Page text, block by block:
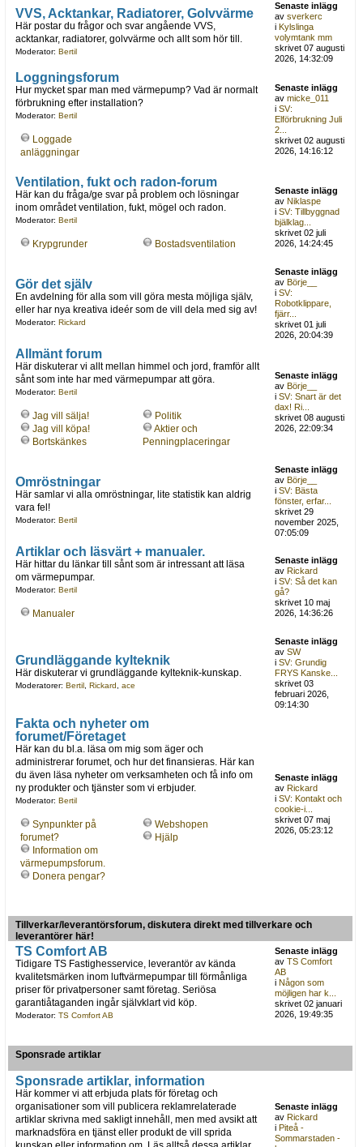
VVS, Acktankar, Radiatorer, Golvvärme
Här postar du frågor och svar angående VVS,
acktankar, radiatorer, golvvärme och allt som hör till.
Moderator: Bertil
Senaste inlägg
avsverkerc
iKylslinga
volymtank mm
skrivet 07 augusti
2026, 14:32:09
Loggningsforum
Hur mycket spar man med värmepump? Vad är normalt
förbrukning efter installation?
Moderator: Bertil
Loggade
anläggningar
Senaste inlägg
avmicke_011
iSV:
Elförbrukning Juli
2...
skrivet 02 augusti
2026, 14:16:12
Ventilation, fukt och radon-forum
Här kan du fråga/ge svar på problem och lösningar
inom området ventilation, fukt, mögel och radon.
Moderator: Bertil
Krypgrunder Bostadsventilation
Senaste inlägg
avNiklaspe
iSV: Tillbyggnad
bjälklag...
skrivet 02 juli
2026, 14:24:45
Gör det själv
En avdelning för alla som vill göra mesta möjliga själv,
eller har nya kreativa ideér som de vill dela med sig av!
Moderator: Rickard
Senaste inlägg
avBörje__
iSV:
Robotklippare,
fjärr...
skrivet 01 juli
2026, 20:04:39
Allmänt forum
Här diskuterar vi allt mellan himmel och jord, framför allt
sånt som inte har med värmepumpar att göra.
Moderator: Bertil
Jag vill sälja!
Jag vill köpa!
Bortskänkes
Politik
Aktier och
Penningplaceringar
Senaste inlägg
avBörje__
iSV: Snart är det
dax! Ri...
skrivet 08 augusti
2026, 22:09:34
Omröstningar
Här samlar vi alla omröstningar, lite statistik kan aldrig
vara fel!
Moderator: Bertil
Senaste inlägg
avBörje__
iSV: Bästa
fönster, erfar...
skrivet 29
november 2025,
07:05:09
Artiklar och läsvärt + manualer.
Här hittar du länkar till sånt som är intressant att läsa
om värmepumpar.
Moderator: Bertil
Manualer
Senaste inlägg
avRickard
iSV: Så det kan
gå?
skrivet 10 maj
2026, 14:36:26
Grundläggande kylteknik
Här diskuterar vi grundläggande kylteknik-kunskap.
Moderatorer: Bertil, Rickard ace
Senaste inlägg
avSW
iSV: Grundig
FRYS Kanske...
skrivet 03
februari 2026,
09:14:30
Fakta och nyheter om
forumet/Företaget
Här kan du bl.a. läsa om mig som äger och
administrerar forumet, och hur det finansieras. Här kan
du även läsa nyheter om verksamheten och få info om
ny produkter och tjänster som vi erbjuder.
Moderator: Bertil
Synpunkter på
forumet?
Information om
värmepumpsforum.
Donera pengar?
Webshopen
Hjälp
Senaste inlägg
avRickard
iSV: Kontakt och
cookie-i...
skrivet 07 maj
2026, 05:23:12
Tillverkar/leverantörsforum, diskutera direkt med tillverkare och
leverantörer här!
TS Comfort AB
Tidigare TS Fastighesservice, leverantör av kända
kvalitetsmärken inom luftvärmepumpar till förmånliga
priser för privatpersoner samt företag. Seriösa
garantiåtaganden ingår självklart vid köp.
Moderator: TS Comfort AB
Senaste inlägg
avTS Comfort
AB
iNågon som
möjligen har k...
skrivet 02 januari
2026, 19:49:35
Sponsrade artiklar
Sponsrade artiklar, information
Här kommer vi att erbjuda plats för företag och
organisationer som vill publicera reklamrelaterade
artiklar skrivna med sakligt innehåll, men med avsikt att
marknadsföra en tjänst eller produkt de vill sprida
Senaste inlägg
avRickard
iPiteå -
Sommarstaden -